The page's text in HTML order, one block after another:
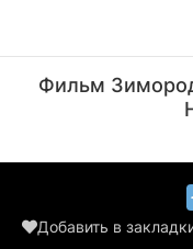
(старик - путево...)
Фильм
Добавить в